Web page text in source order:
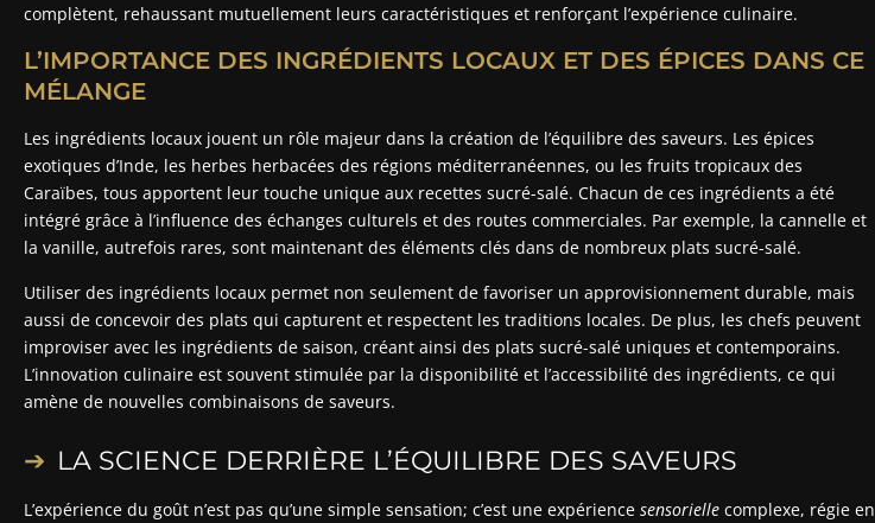
complètent, rehaussant mutuellement leurs caractéristiques et renforçant l’expérience culinaire.
L’IMPORTANCE DES INGRÉDIENTS LOCAUX ET DES ÉPICES DANS CE
MÉLANGE
Les ingrédients locaux jouent un rôle majeur dans la création de l’équilibre des saveurs. Les épices
exotiques d’Inde, les herbes herbacées des régions méditerranéennes, ou les fruits tropicaux des
Caraïbes, tous apportent leur touche unique aux recettes sucré-salé. Chacun de ces ingrédients a été
intégré grâce à l’influence des échanges culturels et des routes commerciales. Par exemple, la cannelle et
la vanille, autrefois rares, sont maintenant des éléments clés dans de nombreux plats sucré-salé.
Utiliser des ingrédients locaux permet non seulement de favoriser un approvisionnement durable, mais
aussi de concevoir des plats qui capturent et respectent les traditions locales. De plus, les chefs peuvent
improviser avec les ingrédients de saison, créant ainsi des plats sucré-salé uniques et contemporains.
L’innovation culinaire est souvent stimulée par la disponibilité et l’accessibilité des ingrédients, ce qui
amène de nouvelles combinaisons de saveurs.
LA SCIENCE DERRIÈRE L’ÉQUILIBRE DES SAVEURS
L’expérience du goût n’est pas qu’une simple sensation; c’est une expérience sensorielle complexe, régie en